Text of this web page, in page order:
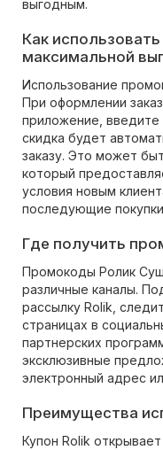
выгодным.
Как
максимальной
Использование
При оформлении
приложение,
скидка будет
заказу. Это может
который
условия новым
последующие
Где получить
Промокоды Ролик
различные каналы.
рассылку Rolik,
страницах в
партнерских
эксклюзивные
электронный адрес
Преимущества
Купон Rolik